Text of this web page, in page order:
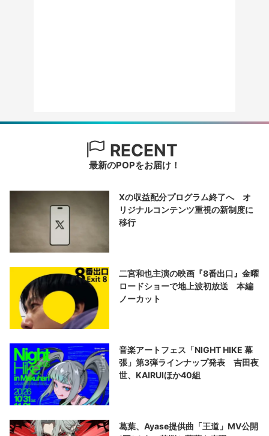
RECENT
最新のPOPをお届け！
Xの収益配分プログラム終了へ オ
リジナルコンテンツ重視の新制度に
移行
二宮和也主演の映画『8番出口』金曜
ロードショーで地上波初放送 本編
ノーカット
音楽アートフェス「NIGHT HIKE 幕
張」第3弾ラインナップ発表 吉田夜
世、KAIRUIほか40組
葛葉、Ayase提供曲「王道」MV公開